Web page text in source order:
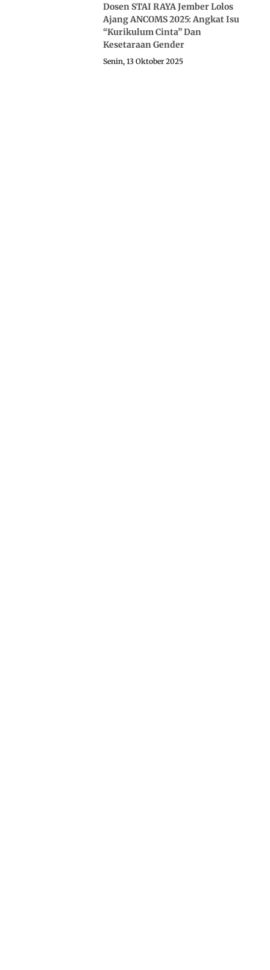
Dosen STAI RAYA Jember Lolos
Ajang ANCOMS 2025: Angkat Isu
“Kurikulum Cinta” Dan
Kesetaraan Gender
Senin, 13 Oktober 2025